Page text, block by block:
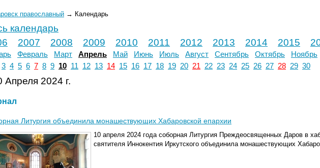
православный → Календарь
календарь
2007 2008 2009 2010 2011 2012 2013 2014 2015
Февраль Март Апрель Май Июнь Июль Август Сентябрь Октябрь Ноябрь
3 4 5 6 7 8 9 10 11 12 13 14 15 16 17 18 19 20 21 22 23 24 25 26 27 28 29 30
Апреля 2024 г.
Литургия объединила монашествующих Хабаровской епархии
10 апреля 2024 года соборная Литургия Преждеосвященных Даров в
святителя Иннокентия Иркутского объединила монашествующих